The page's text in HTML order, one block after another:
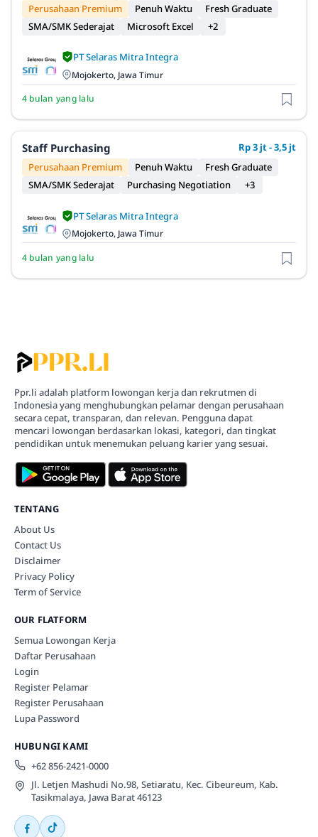
Perusahaan Premium
Penuh Waktu
Fresh Graduate
SMA/SMK Sederajat
Microsoft Excel +2
PT Selaras Mitra Integra
Mojokerto, Jawa Timur
4 bulan yang lalu
Staff Purchasing
Rp 3 jt - 3,5 jt
Perusahaan Premium
Penuh Waktu
Fresh Graduate
SMA/SMK Sederajat
Purchasing Negotiation +3
PT Selaras Mitra Integra
Mojokerto, Jawa Timur
4 bulan yang lalu
Ppr.li adalah platform lowongan kerja dan rekrutmen di
Indonesia yang menghubungkan pelamar dengan perusahaan
secara cepat, transparan, dan relevan. Pengguna dapat
mencari lowongan berdasarkan lokasi, kategori, dan tingkat
pendidikan untuk menemukan peluang karier yang sesuai.
TENTANG
About Us
Contact Us
Disclaimer
Privacy Policy
Term of Service
OUR FLATFORM
Semua Lowongan Kerja
Daftar Perusahaan
Login
Register Pelamar
Register Perusahaan
Lupa Password
HUBUNGI KAMI
+62 856-2421-0000
Jl. Letjen Mashudi No.98, Setiaratu, Kec. Cibeureum, Kab.
Tasikmalaya, Jawa Barat 46123